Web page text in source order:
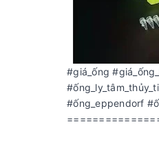
#giá_ống
#ống_eppendorf